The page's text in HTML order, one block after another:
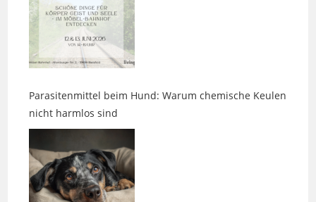
Parasitenmittel beim Hund: Warum chemische Keulen